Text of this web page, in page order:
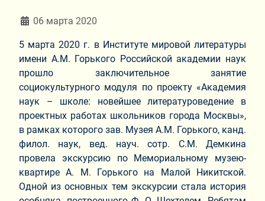
Информация о материале
06 марта 2020
5 марта 2020 г. в Институте мировой литературы
имени А.М. Горького Российской академии наук
прошло заключительное занятие
социокультурного модуля по проекту «Академия
наук – школе: новейшее литературоведение в
проектных работах школьников города Москвы»,
в рамках которого зав. Музея А.М. Горького, канд.
филол. наук, вед. науч. сотр. С.М. Демкина
провела экскурсию по Мемориальному музею-
квартире А. М. Горького на Малой Никитской.
Одной из основных тем экскурсии стала история